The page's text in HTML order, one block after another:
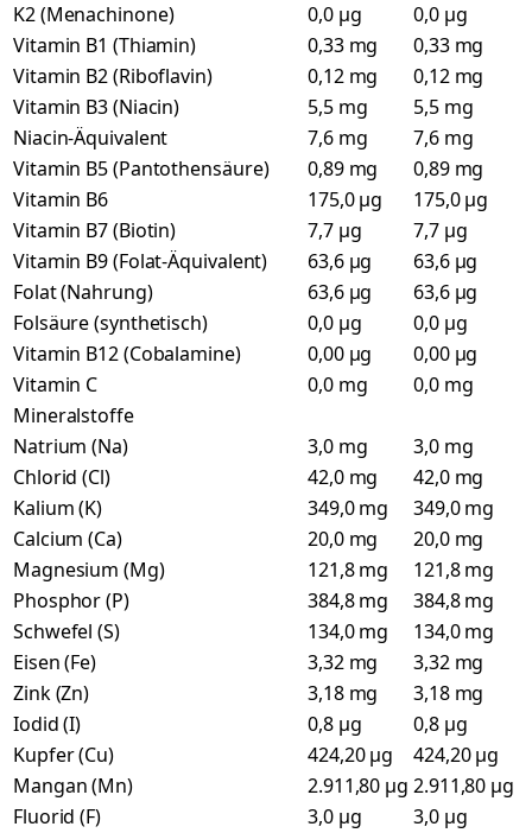
K2 (Menachinone)
0,0 µg
0,0 µg
Vitamin B1 (Thiamin)
0,33 mg
0,33 mg
Vitamin B2 (Riboflavin)
0,12 mg
0,12 mg
Vitamin B3 (Niacin)
5,5 mg
5,5 mg
Niacin-Äquivalent
7,6 mg
7,6 mg
Vitamin B5 (Pantothensäure)
0,89 mg
0,89 mg
Vitamin B6
175,0 µg
175,0 µg
Vitamin B7 (Biotin)
7,7 µg
7,7 µg
Vitamin B9 (Folat-Äquivalent)
63,6 µg
63,6 µg
Folat (Nahrung)
63,6 µg
63,6 µg
Folsäure (synthetisch)
0,0 µg
0,0 µg
Vitamin B12 (Cobalamine)
0,00 µg
0,00 µg
Vitamin C
0,0 mg
0,0 mg
Mineralstoffe
Natrium (Na)
3,0 mg
3,0 mg
Chlorid (Cl)
42,0 mg
42,0 mg
Kalium (K)
349,0 mg
349,0 mg
Calcium (Ca)
20,0 mg
20,0 mg
Magnesium (Mg)
121,8 mg
121,8 mg
Phosphor (P)
384,8 mg
384,8 mg
Schwefel (S)
134,0 mg
134,0 mg
Eisen (Fe)
3,32 mg
3,32 mg
Zink (Zn)
3,18 mg
3,18 mg
Iodid (I)
0,8 µg
0,8 µg
Kupfer (Cu)
424,20 µg
424,20 µg
Mangan (Mn)
2.911,80 µg 2.911,80 µg
Fluorid (F)
3,0 µg
3,0 µg